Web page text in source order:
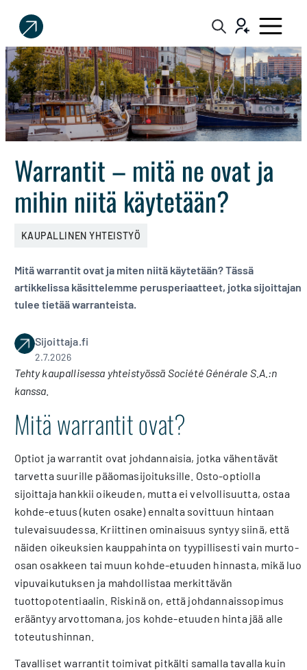
Sijoittaja.fi
Tee
parempia
sijoituspäätöksiä
Warrantit – mitä ne ovat ja
mihin niitä käytetään?
KAUPALLINEN YHTEISTYÖ
Mitä warrantit ovat ja miten niitä käytetään? Tässä
artikkelissa käsittelemme perusperiaatteet, jotka sijoittajan
tulee tietää warranteista.
Sijoittaja.fi
2.7.2026
Tehty kaupallisessa yhteistyössä Société Générale S.A.:n
kanssa
Mitä warrantit ovat?
Optiot ja warrantit ovat johdannaisia, jotka vähentävät
tarvetta suurille pääomasijoituksille. Osto-optiolla
sijoittaja hankkii oikeuden, mutta ei velvollisuutta, ostaa
kohde-etuus (kuten osake) ennalta sovittuun hintaan
tulevaisuudessa. Kriittinen ominaisuus syntyy siinä, että
näiden oikeuksien kauppahinta on tyypillisesti vain murto-
osan osakkeen tai muun kohde-etuuden hinnasta, mikä luo
vipuvaikutuksen ja mahdollistaa merkittävän
tuottopotentiaalin. Riskinä on, että johdannaissopimus
erääntyy arvottomana, jos kohde-etuuden hinta jää alle
toteutushinnan.
Tavalliset warrantit toimivat pitkälti samalla tavalla kuin